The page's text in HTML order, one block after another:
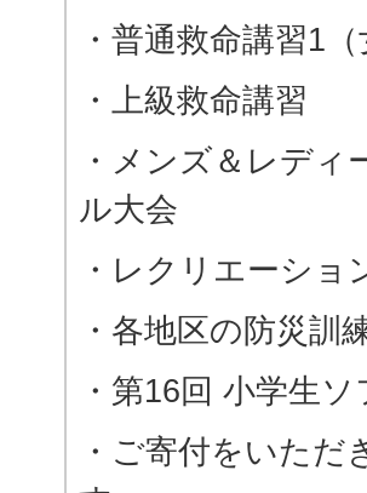
・普通救命講習1
・上級救命講習
・メンズ＆レデ
ル大会
・レクリエーショ
・各地区の防災訓
・第16回 小学生
・ご寄付をいた